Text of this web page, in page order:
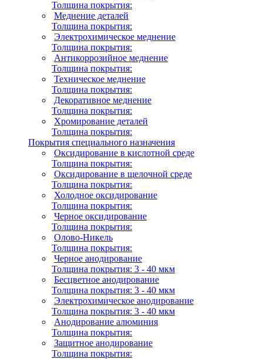
Толщина покрытия:
Меднение деталей
Толщина покрытия:
Электрохимическое меднение
Толщина покрытия:
Антикоррозийное меднение
Толщина покрытия:
Техническое меднение
Толщина покрытия:
Декоративное меднение
Толщина покрытия:
Хромирование деталей
Толщина покрытия:
Покрытия специального назначения
Оксидирование в кислотной среде
Толщина покрытия:
Оксидирование в щелочной среде
Толщина покрытия:
Холодное оксидирование
Толщина покрытия:
Черное оксидирование
Толщина покрытия:
Олово-Никель
Толщина покрытия:
Черное анодирование
Толщина покрытия: 3 - 40 мкм
Бесцветное анодирование
Толщина покрытия: 3 - 40 мкм
Электрохимическое анодирование
Толщина покрытия: 3 - 40 мкм
Анодирование алюминия
Толщина покрытия:
Защитное анодирование
Толщина покрытия: